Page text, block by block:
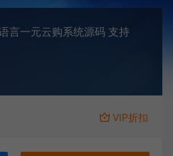
言一元云购系统源码 支持
VIP折扣